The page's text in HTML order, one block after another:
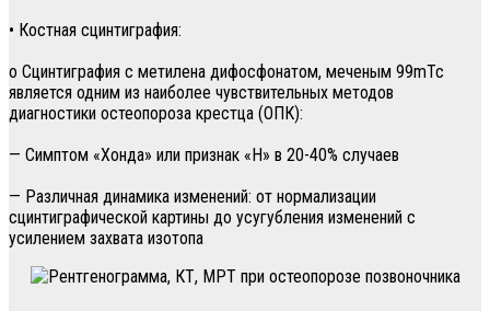
• Костная сцинтиграфия:
о Сцинтиграфия с метилена дифосфонатом, меченым 99mТс
является одним из наиболее чувствительных методов
диагностики остеопороза крестца (ОПК):
— Симптом «Хонда» или признак «Н» в 20-40% случаев
— Различная динамика изменений: от нормализации
сцинтиграфической картины до усугубления изменений с
усилением захвата изотопа